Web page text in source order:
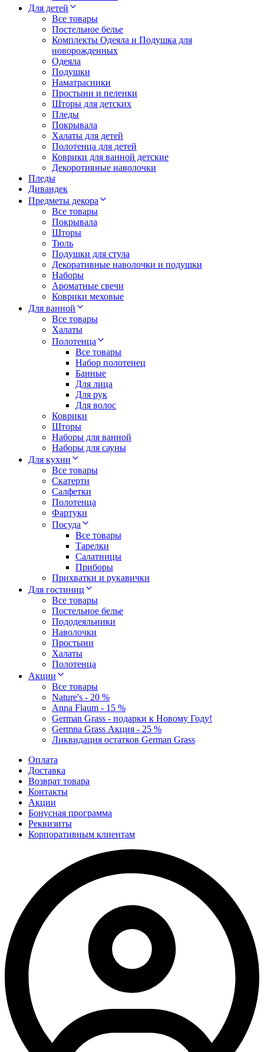
Для детей
Все товары
Постельное белье
Комплекты Одеяла и Подушка для
новорожденных
Одеяла
Подушки
Наматрасники
Простыни и пеленки
Шторы для детских
Пледы
Покрывала
Халаты для детей
Полотенца для детей
Коврики для ванной детские
Декоротивные наволочки
Пледы
Дивандек
Предметы декора
Все товары
Покрывала
Шторы
Тюль
Подушки для стула
Декоративные наволочки и подушки
Наборы
Ароматные свечи
Коврики меховые
Для ванной
Все товары
Халаты
Полотенца
Все товары
Набор полотенец
Банные
Для лица
Для рук
Для волос
Коврики
Шторы
Наборы для ванной
Наборы для сауны
Для кухни
Все товары
Скатерти
Салфетки
Полотенца
Фартуки
Посуда
Все товары
Тарелки
Салатницы
Приборы
Прихватки и рукавички
Для гостиниц
Все товары
Постельное белье
Пододеяльники
Наволочки
Простыни
Халаты
Полотенца
Акции
Все товары
Nature's - 20 %
Anna Flaum - 15 %
German Grass - подарки к Новому Году!
Germna Grass Акция - 25 %
Ликвидация остатков German Grass
Оплата
Доставка
Возврат товара
Контакты
Акции
Бонусная программа
Реквизиты
Корпоративным клиентам